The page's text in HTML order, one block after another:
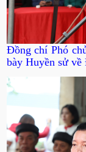
Đồng chí Phó
bày Huyền sử